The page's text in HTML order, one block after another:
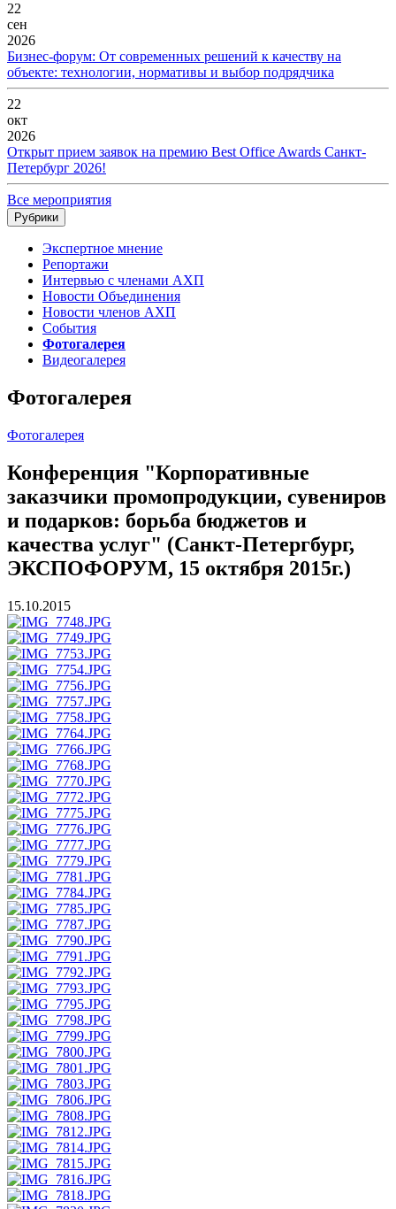
22
сен
2026
Бизнес-форум: От современных решений к качеству на
объекте: технологии, нормативы и выбор подрядчика
22
окт
2026
Открыт прием заявок на премию Best Office Awards Санкт-
Петербург 2026!
Все мероприятия
Рубрики
Экспертное мнение
Репортажи
Интервью с членами АХП
Новости Объединения
Новости членов АХП
События
Фотогалерея
Видеогалерея
Фотогалерея
Фотогалерея
Конференция "Корпоративные
заказчики промопродукции, сувениров
и подарков: борьба бюджетов и
качества услуг" (Санкт-Петергбург,
ЭКСПОФОРУМ, 15 октября 2015г.)
15.10.2015